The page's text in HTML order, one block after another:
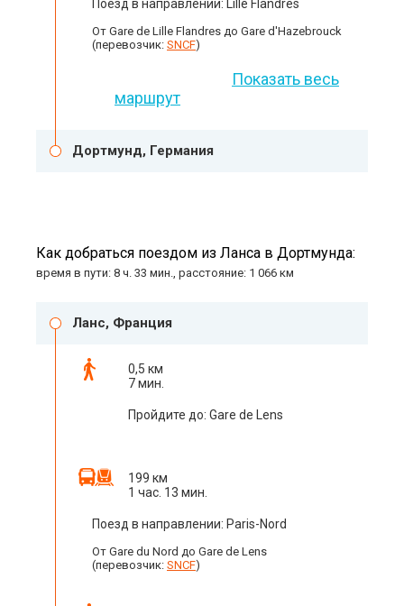
Поезд в направлении: Lille Flandres
От Gare de Lille Flandres до Gare d'Hazebrouck
(перевозчик: SNCF)
Показать весь
маршрут
Дортмунд, Германия
Как добраться поездом из Ланса в Дортмунда:
время в пути: 8 ч. 33 мин., расстояние: 1 066 км
Ланс, Франция
0,5 км
7 мин.
Пройдите до: Gare de Lens
199 км
1 час. 13 мин.
Поезд в направлении: Paris-Nord
От Gare du Nord до Gare de Lens
(перевозчик: SNCF)